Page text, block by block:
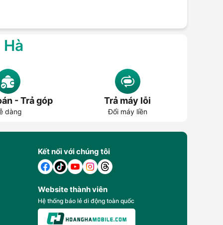
- Trả góp
dàng
Trả máy lỗi
Đổi máy liền
Kết nối với chúng tôi
Website thành viên
Hệ thống báo lẻ di động toàn quốc